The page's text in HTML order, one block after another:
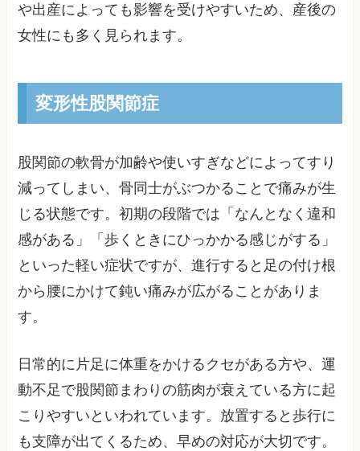
や出産によっても影響を受けやすいため、産後の
女性にも多く見られます。
変形性股関節症
股関節の軟骨が加齢や使いすぎなどによってすり
減ってしまい、骨同士がぶつかることで痛みが生
じる状態です。初期の段階では「なんとなく違和
感がある」「歩くときにひっかかる感じがする」
といった軽い症状ですが、進行すると足の付け根
から腰にかけて鈍い痛みが広がることがありま
す。
日常的に片足に体重をかけるクセがある方や、運
動不足で股関節まわりの筋肉が衰えている方に起
こりやすいといわれています。放置すると歩行に
も支障が出てくるため、早めの対応が大切です。